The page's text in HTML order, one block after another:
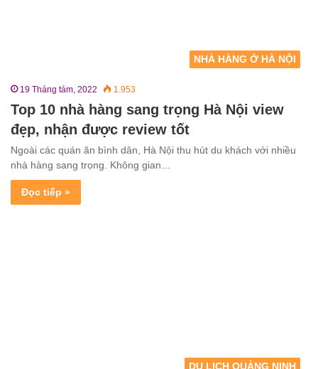
NHÀ HÀNG Ở HÀ NỘI
19 Tháng tám, 2022 1.953
Top 10 nhà hàng sang trọng Hà Nội view
đẹp, nhận được review tốt
Ngoài các quán ăn bình dân, Hà Nội thu hút du khách với nhiều
nhà hàng sang trọng. Không gian…
Đọc tiếp »
DU LỊCH QUẢNG NINH